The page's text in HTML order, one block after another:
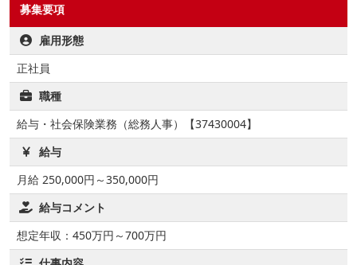
募集要項
雇用形態
正社員
職種
給与・社会保険業務（総務人事）【37430004】
給与
月給 250,000円～350,000円
給与コメント
想定年収：450万円～700万円